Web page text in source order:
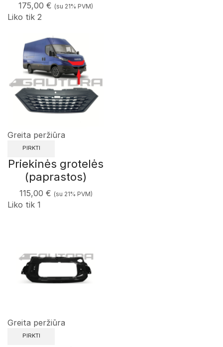
175,00 € (su 21% PVM)
Liko tik 2
Greita peržiūra
PIRKTI
Priekinės grotelės
(paprastos)
115,00 € (su 21% PVM)
Liko tik 1
Greita peržiūra
PIRKTI